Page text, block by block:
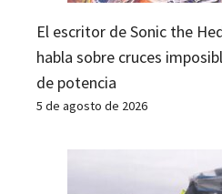
El escritor de Sonic the
habla sobre cruces
de potencia
5 de agosto de 2026